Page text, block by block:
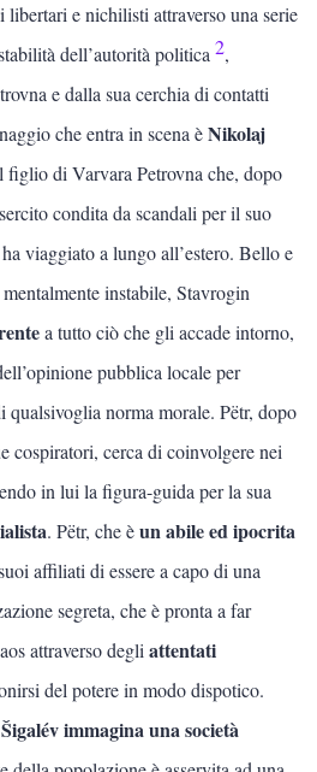
e nichilisti attraverso una serie
dell’autorità politica 2,
e dalla sua cerchia di contatti
che entra in scena èNikolaj
figlio di Varvara Petrovna che, dopo
condita da scandali per il suo
viaggiato a lungo all’estero. Bello e
instabile, Stavrogin
a tutto ciò che gli accade intorno,
pubblica locale per
qualsivoglia norma morale. Pëtr, dopo
cospiratori, cerca di coinvolgere nei
in lui la figura-guida per la sua
. Pëtr, che èun abile ed ipocrita
affiliati di essere a capo di una
segreta, che è pronta a far
attraverso degli attentati
del potere in modo dispotico.
Šigalév immagina una società